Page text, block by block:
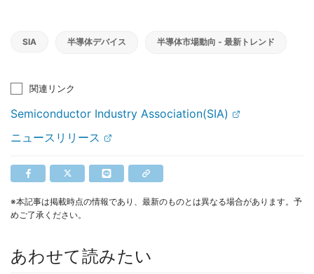
SIA 半導体デバイス 半導体市場動向 - 最新トレンド
関連リンク
Semiconductor Industry Association(SIA)
ニュースリリース
※本記事は掲載時点の情報であり、最新のものとは異なる場合があります。予
めご了承ください。
あわせて読みたい